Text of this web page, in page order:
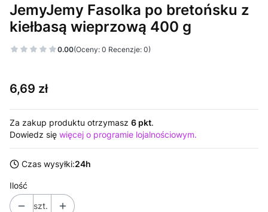
JemyJemy Fasolka po bretońsku z
kiełbasą wieprzową 400 g
0.00(Oceny: 0 Recenzje: 0)
Cena
6,69 zł
Za zakup produktu otrzymasz 6 pkt.
Dowiedz się więcej o programie lojalnościowym.
Czas wysyłki:24h
Ilość
szt.